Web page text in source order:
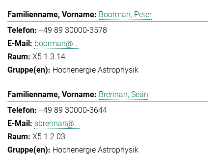
Boorman, Peter
+49 89 30000-3578
boorman@...
X5 1.3.14
Hochenergie Astrophysik
Brennan, Seán
+49 89 30000-3644
sbrennan@...
X5 1.2.03
Hochenergie Astrophysik